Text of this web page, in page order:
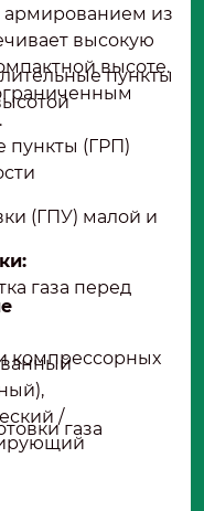
армированием из
высокую
высоте.
пункты
пункты (ГРП)
(ГПУ) малой и
газа перед
компрессорных
газа
/